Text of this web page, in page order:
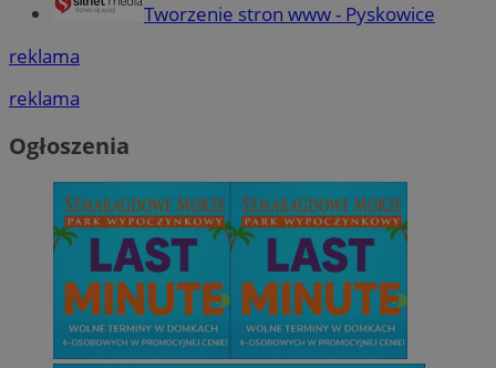
Tworzenie stron www - Pyskowice
reklama
reklama
Ogłoszenia